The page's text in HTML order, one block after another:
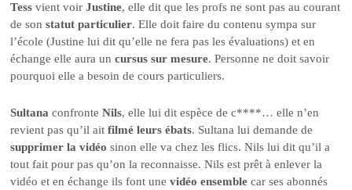
Tess vient voirJustine, elle dit que les profs ne sont pas au courant
de sonstatut particulier. Elle doit faire du contenu sympa sur
l’école (Justine lui dit qu’elle ne fera pas les évaluations) et en
échange elle aura uncursus sur mesure. Personne ne doit savoir
pourquoi elle a besoin de cours particuliers.
Sultana confronteNils, elle lui dit espèce de c****… elle n’en
revient pas qu’il aitfilmé leurs ébats. Sultana lui demande de
supprimer la vidéo sinon elle va chez les flics. Nils lui dit qu’il a
tout fait pour pas qu’on la reconnaisse. Nils est prêt à enlever la
vidéo et en échange ils font unevidéo ensemble car ses abonnés